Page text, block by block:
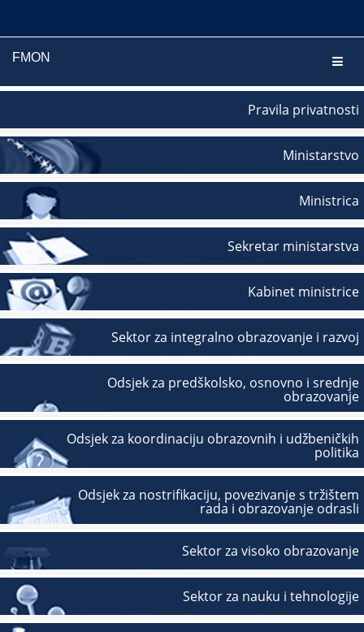
FMON
Pravila privatnosti
Ministarstvo
Ministrica
Sekretar ministarstva
Kabinet ministrice
Sektor za integralno obrazovanje i razvoj
Odsjek za predškolsko, osnovno i srednje
obrazovanje
Odsjek za koordinaciju obrazovnih i udžbeničkih
politika
Odsjek za nostrifikaciju, povezivanje s tržištem
rada i obrazovanje odrasli
Sektor za visoko obrazovanje
Sektor za nauku i tehnologije